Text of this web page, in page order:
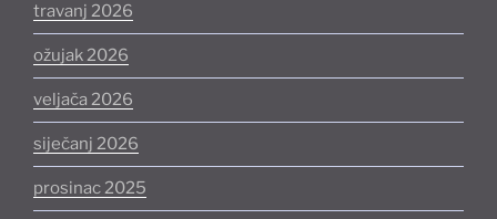
travanj 2026
ožujak 2026
veljača 2026
siječanj 2026
prosinac 2025